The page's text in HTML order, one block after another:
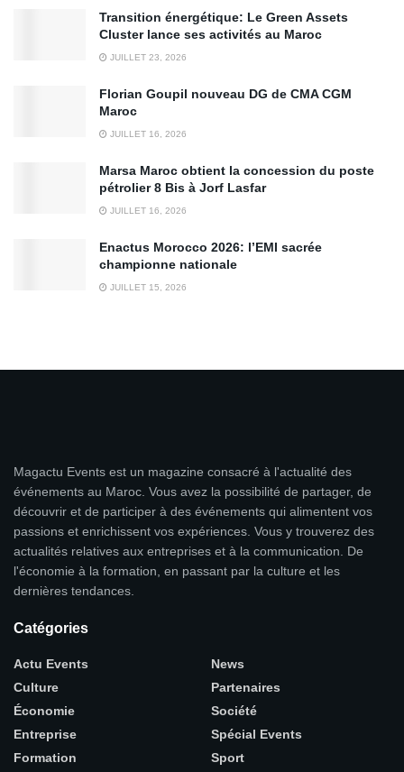
Transition énergétique: Le Green Assets
Cluster lance ses activités au Maroc
JUILLET 23, 2026
Florian Goupil nouveau DG de CMA CGM
Maroc
JUILLET 16, 2026
Marsa Maroc obtient la concession du poste
pétrolier 8 Bis à Jorf Lasfar
JUILLET 16, 2026
Enactus Morocco 2026: l’EMI sacrée
championne nationale
JUILLET 15, 2026
Magactu Events est un magazine consacré à l'actualité des
événements au Maroc. Vous avez la possibilité de partager, de
découvrir et de participer à des événements qui alimentent vos
passions et enrichissent vos expériences. Vous y trouverez des
actualités relatives aux entreprises et à la communication. De
l'économie à la formation, en passant par la culture et les
dernières tendances.
Catégories
Actu Events
Culture
Économie
Entreprise
Formation
News
Partenaires
Société
Spécial Events
Sport